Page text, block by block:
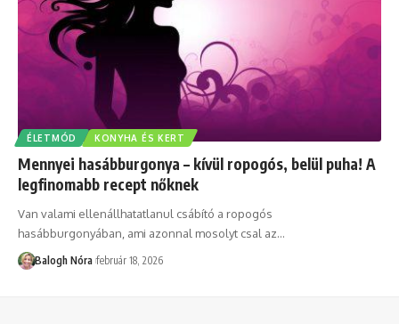
ÉLETMÓD KONYHA ÉS KERT
Mennyei hasábburgonya – kívül ropogós, belül puha! A
legfinomabb recept nőknek
Van valami ellenállhatatlanul csábító a ropogós
hasábburgonyában, ami azonnal mosolyt csal az…
Balogh Nóra február 18, 2026